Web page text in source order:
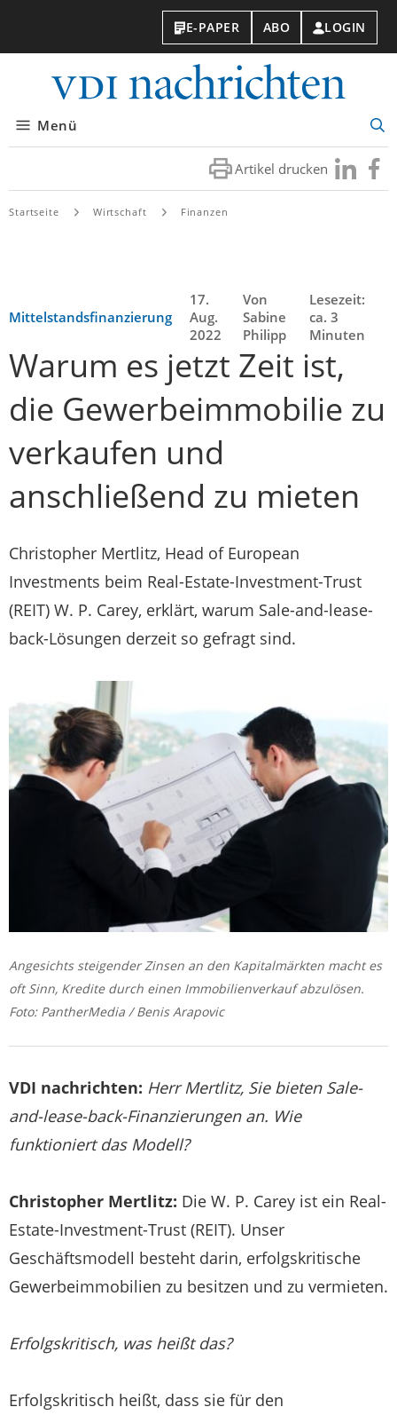
E-PAPER ABO LOGIN
Menü
Artikel drucken Besuchen
Sie
Sie
Startseite Wirtschaft Finanzen
Mittelstandsfinanzierung
17.
Aug.
2022
Von
Sabine
Philipp
Lesezeit:
ca. 3
Minuten
Warum es jetzt Zeit ist,
die Gewerbeimmobilie zu
verkaufen und
anschließend zu mieten
Christopher Mertlitz, Head of European
Investments beim Real-Estate-Investment-Trust
(REIT) W. P. Carey, erklärt, warum Sale-and-lease-
back-Lösungen derzeit so gefragt sind.
Angesichts steigender Zinsen an den Kapitalmärkten macht es
oft Sinn, Kredite durch einen Immobilienverkauf abzulösen.
Foto: PantherMedia / Benis Arapovic
VDI nachrichten: Herr Mertlitz, Sie bieten Sale-
and-lease-back-Finanzierungen an. Wie
funktioniert das Modell?
Christopher Mertlitz: Die W. P. Carey ist ein Real-
Estate-Investment-Trust (REIT). Unser
Geschäftsmodell besteht darin, erfolgskritische
Gewerbeimmobilien zu besitzen und zu vermieten.
Erfolgskritisch, was heißt das?
Erfolgskritisch heißt, dass sie für den